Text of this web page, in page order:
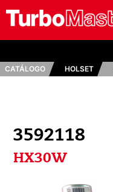
CATÁLOGO HOLSET
3592118
HX30W